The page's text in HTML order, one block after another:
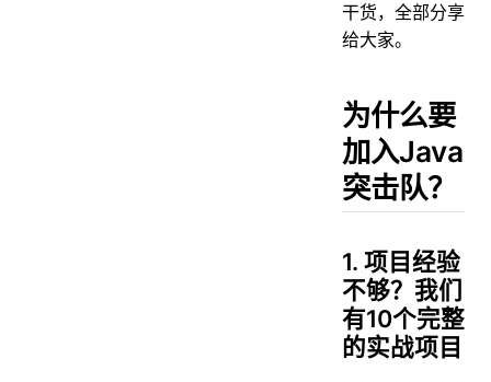
干货，全部分享
给大家。
为什么要
加入Java
突击队？
1. 项目经验
不够？我们
有10个完整
的实战项目